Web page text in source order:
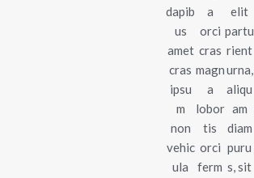
dapib
us
amet
cras
ipsu
m
non
vehic
ula
a
orci
cras
magn
a
lobor
tis
orci
ferm
elit
partu
rient
urna,
aliqu
am
diam
puru
s, sit